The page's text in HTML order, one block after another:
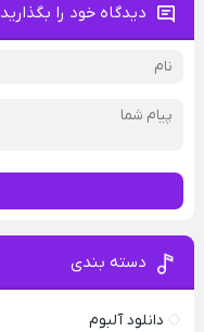
دیدگاه خود را بگذارید
دسته بندی
دانلود آلبوم